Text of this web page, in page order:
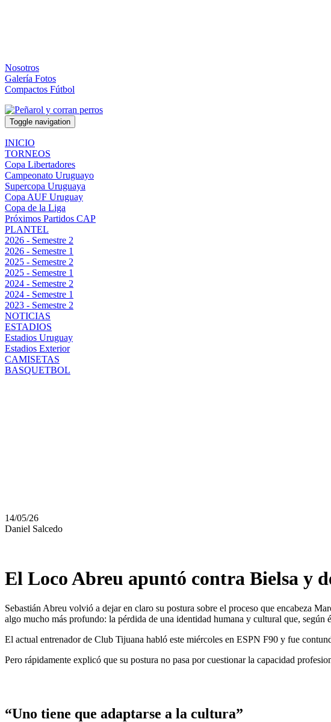
Nosotros
Galería Fotos
Compactos Fútbol
Toggle navigation
INICIO
TORNEOS
Copa Libertadores
Campeonato Uruguayo
Supercopa Uruguaya
Copa AUF Uruguay
Copa de la Liga
Próximos Partidos CAP
PLANTEL
2026 - Semestre 2
2026 - Semestre 1
2025 - Semestre 2
2025 - Semestre 1
2024 - Semestre 2
2024 - Semestre 1
2023 - Semestre 2
NOTICIAS
ESTADIOS
Estadios Uruguay
Estadios Exterior
CAMISETAS
BASQUETBOL
14/05/26
Daniel Salcedo
El Loco Abreu apuntó contra Bielsa y
Sebastián Abreu volvió a dejar en claro su postura sobre el proceso que encabeza
algo mucho más profundo: la pérdida de una identidad humana y cultural que,
El actual entrenador de Club Tijuana habló este miércoles en ESPN F90 y fue
Pero rápidamente explicó que su postura no pasa por cuestionar la capacidad
“Uno tiene que adaptarse a la cultura”